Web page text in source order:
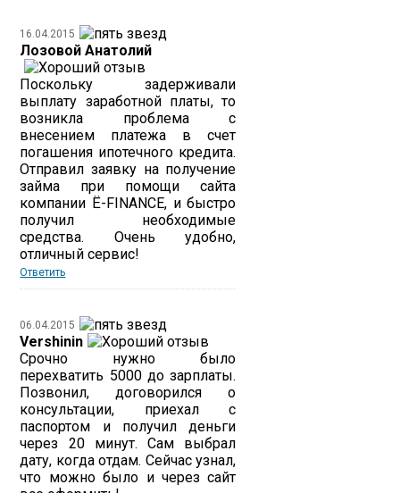
16.04.2015
Лозовой Анатолий
Поскольку задерживали
выплату заработной платы, то
возникла проблема с
внесением платежа в счет
погашения ипотечного кредита.
Отправил заявку на получение
займа при помощи сайта
компании Ё-FINANCE, и быстро
получил необходимые
средства. Очень удобно,
отличный сервис!
Ответить
06.04.2015
Vershinin
Срочно нужно было
перехватить 5000 до зарплаты.
Позвонил, договорился о
консультации, приехал с
паспортом и получил деньги
через 20 минут. Сам выбрал
дату, когда отдам. Сейчас узнал,
что можно было и через сайт